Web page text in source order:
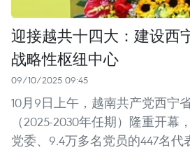
迎接越共十四大：建设西
战略性枢纽中心
09/10/2025 09:45
10月9日上午，越南共产党西宁
（2025-2030年任期）隆重开幕
党委、9.4万多名党员的447名代